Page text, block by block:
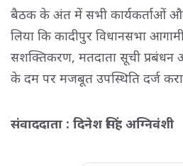
बैठक के अंत में सभी कार्यकर्ताओं
लिया कि कादीपुर विधानसभा
सशक्तिकरण, मतदाता सूची
के दम पर मजबूत उपस्थिति दर्ज
संवाददाता : दिनेश सिंह अग्निवंशी